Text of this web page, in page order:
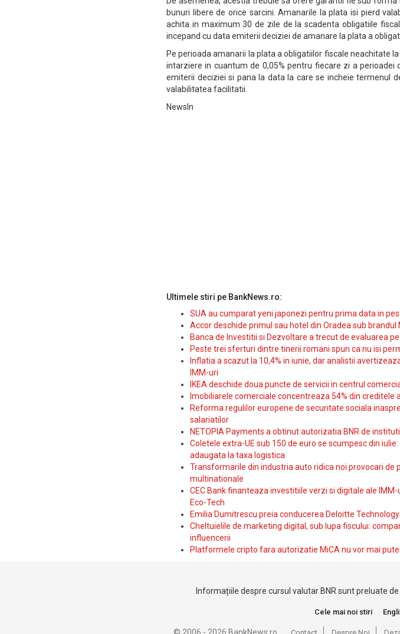
bunuri libere de orice sarcini. Amanarile la plata isi pierd
achita in maximum 30 de zile de la scadenta obligatiile
incepand cu data emiterii deciziei de amanare la plata a
Pe perioada amanarii la plata a obligatiilor fiscale neachitate
intarziere in cuantum de 0,05% pentru fiecare zi a perioadei
emiterii deciziei si pana la data la care se incheie termenul
valabilitatea facilitatii.
NewsIn
Ultimele stiri pe BankNews.ro:
SUA au cumparat yeni japonezi pentru prima data in
Accor deschide primul sau hotel din Oradea sub brandul
Banca de Investitii si Dezvoltare a trecut de evaluarea
Peste trei sferturi dintre tinerii romani spun ca nu isi
Inflatia a scazut la 10,4% in iunie, dar analistii
IMM-uri
IKEA deschide doua puncte de servicii in centrul
Imobiliarele comerciale concentreaza 54% din
Reforma regulilor europene de securitate sociala
salariatilor
NETOPIA Payments a obtinut autorizatia BNR de
Coletele extra-UE sub 150 de euro se scumpesc din
adaugata la taxa logistica
Transformarile din industria auto ridica noi provocari
multinationale
CEC Bank finanteaza investitiile verzi si digitale ale
Eco-Tech
Emilia Dumitrescu preia conducerea Deloitte
Cheltuielile de marketing digital, sub lupa fiscului:
influencerii
Platformele cripto fara autorizatie MiCA nu vor mai
Informațiile despre cursul valutar BNR sunt preluate
Cele mai noi stiri